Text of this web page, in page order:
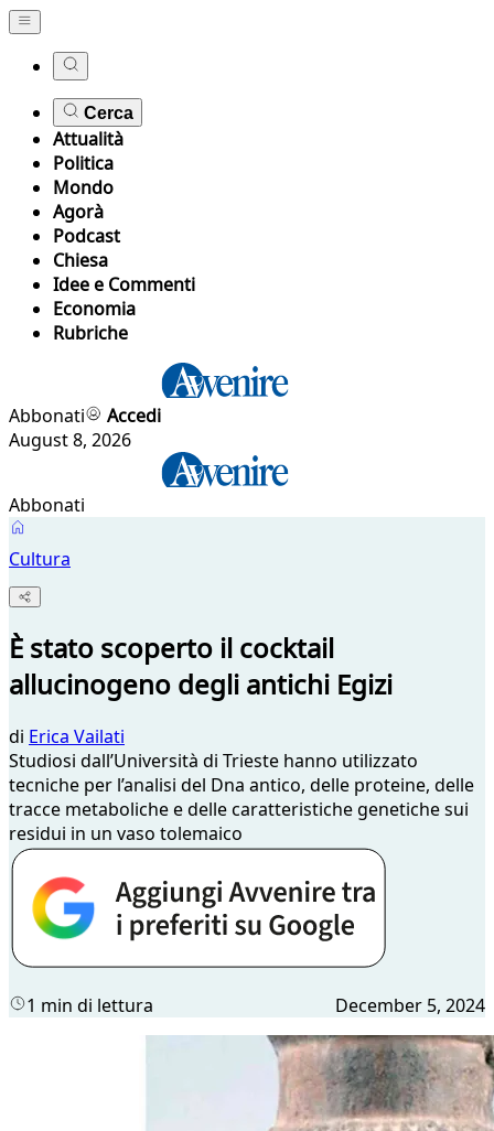
Cerca
Attualità
Politica
Mondo
Agorà
Podcast
Chiesa
Idee e Commenti
Economia
Rubriche
Abbonati
Accedi
August 8, 2026
Abbonati
Cultura
È stato scoperto il cocktail
allucinogeno degli antichi Egizi
di Erica Vailati
Studiosi dall’Università di Trieste hanno utilizzato
tecniche per l’analisi del Dna antico, delle proteine, delle
tracce metaboliche e delle caratteristiche genetiche sui
residui in un vaso tolemaico
1 min di lettura December 5, 2024